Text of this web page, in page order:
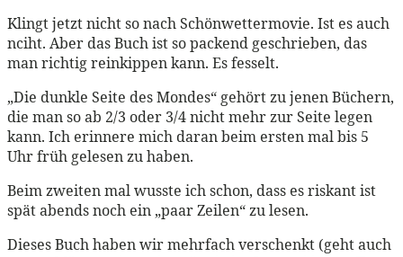
Klingt jetzt nicht so nach Schönwettermovie. Ist es auch
nciht. Aber das Buch ist so packend geschrieben, das
man richtig reinkippen kann. Es fesselt.
„Die dunkle Seite des Mondes“ gehört zu jenen Büchern,
die man so ab 2/3 oder 3/4 nicht mehr zur Seite legen
kann. Ich erinnere mich daran beim ersten mal bis 5
Uhr früh gelesen zu haben.
Beim zweiten mal wusste ich schon, dass es riskant ist
spät abends noch ein „paar Zeilen“ zu lesen.
Dieses Buch haben wir mehrfach verschenkt (geht auch